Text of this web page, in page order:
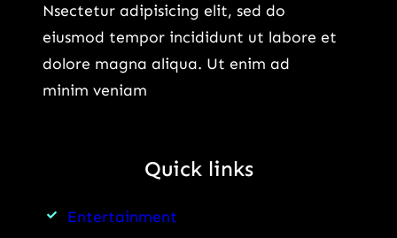
Nsectetur adipisicing elit, sed do
eiusmod tempor incididunt ut labore et
dolore magna aliqua. Ut enim ad
minim veniam
Quick links
Entertainment